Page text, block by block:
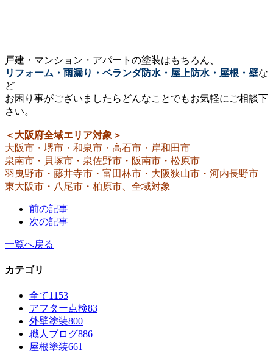
戸建・マンション・アパートの塗装はもちろん、
リフォーム・雨漏り・ベランダ防水・屋上防水・屋根・壁な
ど
お困り事がございましたらどんなことでもお気軽にご相談下
さい。
＜大阪府全域エリア対象＞
大阪市・堺市・和泉市・高石市・岸和田市
泉南市・貝塚市・泉佐野市・阪南市・松原市
羽曳野市・藤井寺市・富田林市・大阪狭山市・河内長野市
東大阪市・八尾市・柏原市、全域対象
前の記事
次の記事
一覧へ戻る
カテゴリ
全て1153
アフター点検83
外壁塗装800
職人ブログ886
屋根塗装661